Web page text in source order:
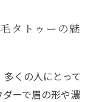
タトゥーの魅
くの人にとって
ーで眉の形や濃